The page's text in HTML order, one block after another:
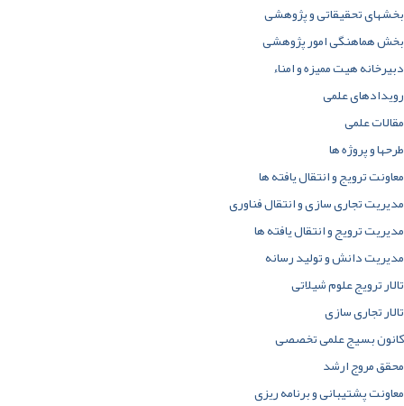
بخشهای تحقیقاتی و پژوهشی
بخش هماهنگی امور پژوهشی
دبیرخانه هیت ممیزه و امناء
رویدادهای علمی
مقالات علمی
طرحها و پروژه ها
معاونت ترویج و انتقال یافته ها
مدیریت تجاری سازی و انتقال فناوری
مدیریت ترویج و انتقال یافته ها
مدیریت دانش و تولید رسانه
تالار ترویج علوم شیلاتی
تالار تجاری سازی
کانون بسیج علمی تخصصی
محقق مروج ارشد
معاونت پشتیبانی و برنامه ریزی